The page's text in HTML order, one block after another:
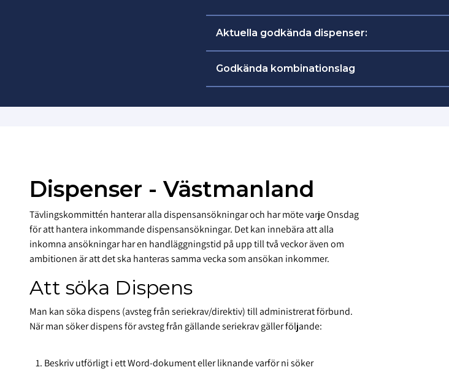
Aktuella godkända dispenser:
Godkända kombinationslag
Dispenser - Västmanland
Tävlingskommittén hanterar alla dispensansökningar och har möte varje Onsdag
för att hantera inkommande dispensansökningar. Det kan innebära att alla
inkomna ansökningar har en handläggningstid på upp till två veckor även om
ambitionen är att det ska hanteras samma vecka som ansökan inkommer.
Att söka Dispens
Man kan söka dispens (avsteg från seriekrav/direktiv) till administrerat förbund.
När man söker dispens för avsteg från gällande seriekrav gäller följande:
Beskriv utförligt i ett Word-dokument eller liknande varför ni söker